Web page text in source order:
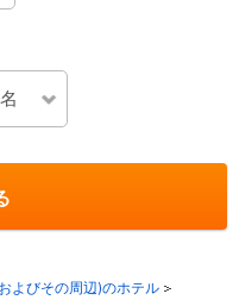
よびその周辺)のホテル